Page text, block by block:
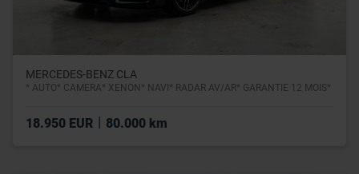
MERCEDES-BENZ CLA
* AUTO* CAMERA* XENON* NAVI* RADAR AV/AR* GARANTIE 12 MOIS*
18.950 EUR | 80.000 km